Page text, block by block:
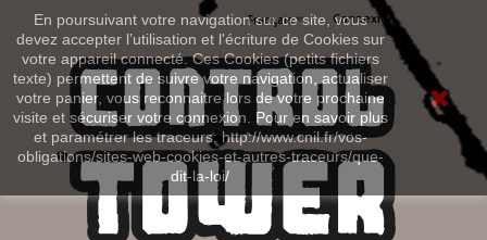
En poursuivant votre navigation sur ce site, vous
devez accepter l’utilisation et l'écriture de Cookies sur
votre appareil connecté. Ces Cookies (petits fichiers
texte) permettent de suivre votre navigation, actualiser
votre panier, vous reconnaitre lors de votre prochaine
visite et sécuriser votre connexion. Pour en savoir plus
et paramétrer les traceurs: http://www.cnil.fr/vos-
obligations/sites-web-cookies-et-autres-traceurs/que-
dit-la-loi/
Connexion
Français